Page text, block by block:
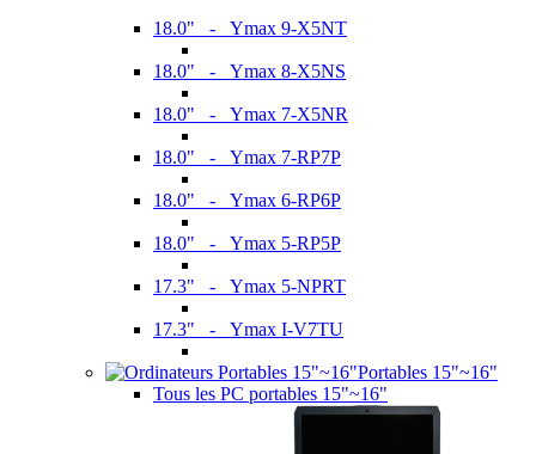
18.0" - Ymax 9-X5NT
18.0" - Ymax 8-X5NS
18.0" - Ymax 7-X5NR
18.0" - Ymax 7-RP7P
18.0" - Ymax 6-RP6P
18.0" - Ymax 5-RP5P
17.3" - Ymax 5-NPRT
17.3" - Ymax I-V7TU
Portables 15"~16"
Tous les PC portables 15"~16"